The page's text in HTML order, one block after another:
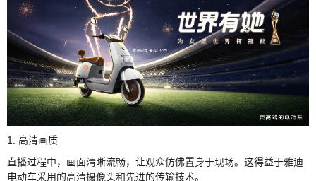
1. 高清画质
直播过程中，画面清晰流畅，让观众仿佛置身于现场。这得益于雅迪
电动车采用的高清摄像头和先进的传输技术。